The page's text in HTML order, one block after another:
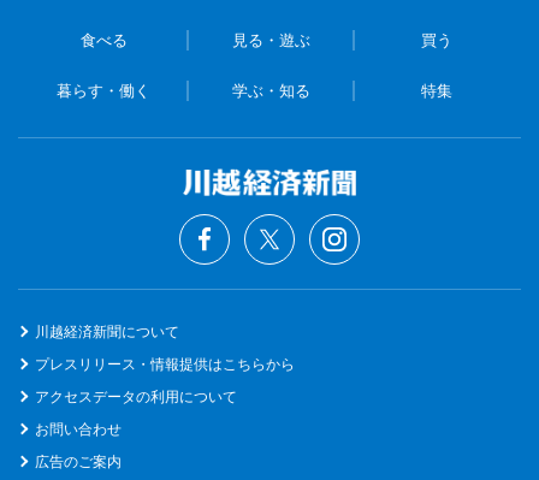
食べる 見る・遊ぶ 買う
暮らす・働く 学ぶ・知る 特集
川越経済新聞について
プレスリリース・情報提供はこちらから
アクセスデータの利用について
お問い合わせ
広告のご案内